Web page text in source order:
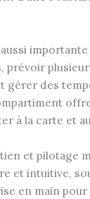
prévoir
gérer des
à la carte et
et pilotage
et intuitive,
en main pour